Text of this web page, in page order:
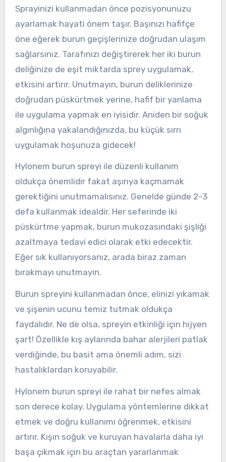
Sprayinizi kullanmadan önce pozisyonunuzu
ayarlamak hayati önem taşır. Başınızı hafifçe
öne eğerek burun geçişlerinize doğrudan ulaşım
sağlarsınız. Tarafınızı değiştirerek her iki burun
deliğinize de eşit miktarda sprey uygulamak,
etkisini artırır. Unutmayın, burun deliklerinize
doğrudan püskürtmek yerine, hafif bir yanlama
ile uygulama yapmak en iyisidir. Aniden bir soğuk
algınlığına yakalandığınızda, bu küçük sırrı
uygulamak hoşunuza gidecek!
Hylonem burun spreyi ile düzenli kullanım
oldukça önemlidir fakat aşırıya kaçmamak
gerektiğini unutmamalısınız. Genelde günde 2-3
defa kullanmak idealdir. Her seferinde iki
püskürtme yapmak, burun mukozasındaki şişliği
azaltmaya tedavi edici olarak etki edecektir.
Eğer sık kullanıyorsanız, arada biraz zaman
bırakmayı unutmayın.
Burun spreyini kullanmadan önce, elinizi yıkamak
ve şişenin ucunu temiz tutmak oldukça
faydalıdır. Ne de olsa, spreyin etkinliği için hijyen
şart! Özellikle kış aylarında bahar alerjileri patlak
verdiğinde, bu basit ama önemli adım, sizi
hastalıklardan koruyabilir.
Hylonem burun spreyi ile rahat bir nefes almak
son derece kolay. Uygulama yöntemlerine dikkat
etmek ve doğru kullanımı öğrenmek, etkisini
artırır. Kışın soğuk ve kuruyan havalarla daha iyi
başa çıkmak için bu araçtan yararlanmak